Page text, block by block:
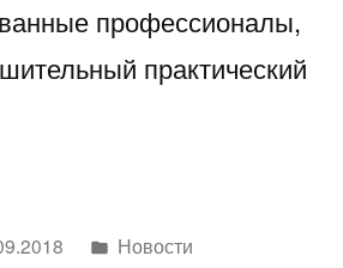
профессионалы,
практический
Написано
Новости